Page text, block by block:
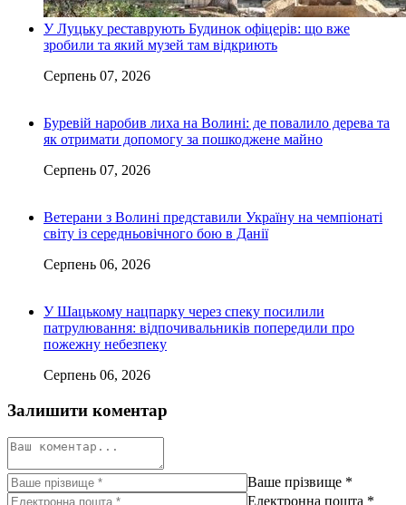
У Луцьку реставрують Будинок офіцерів: що вже
зробили та який музей там відкриють
Серпень 07, 2026
Буревій наробив лиха на Волині: де повалило дерева та
як отримати допомогу за пошкоджене майно
Серпень 07, 2026
Ветерани з Волині представили Україну на чемпіонаті
світу із середньовічного бою в Данії
Серпень 06, 2026
У Шацькому нацпарку через спеку посилили
патрулювання: відпочивальників попередили про
пожежну небезпеку
Серпень 06, 2026
Залишити коментар
Ваше прізвище *
Електронна пошта *